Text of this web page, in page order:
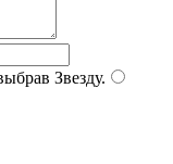
Звезду.